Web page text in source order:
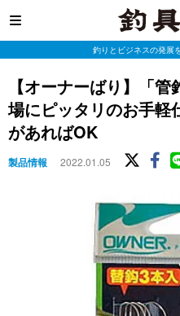
釣りとビジネスの発展
【オーナーばり】「
場にピッタリのお手軽
があればOK
製品情報 2022.01.05